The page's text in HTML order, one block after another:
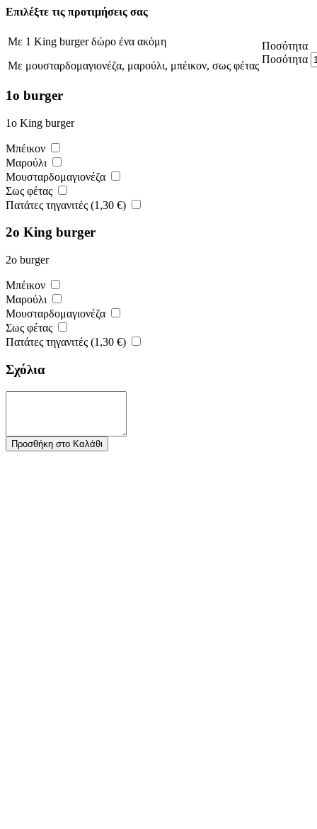
Επιλέξτε τις προτιμήσεις σας
Με 1 King burger δώρο ένα ακόμη
Με μουσταρδομαγιονέζα, μαρούλι, μπέικον, σως φέτας
Ποσότητα
Ποσότητα
1ο burger
1ο King burger
Μπέικον
Μαρούλι
Μουσταρδομαγιονέζα
Σως φέτας
Πατάτες τηγανιτές (1,30 €)
2ο King burger
2ο burger
Μπέικον
Μαρούλι
Μουσταρδομαγιονέζα
Σως φέτας
Πατάτες τηγανιτές (1,30 €)
Σχόλια